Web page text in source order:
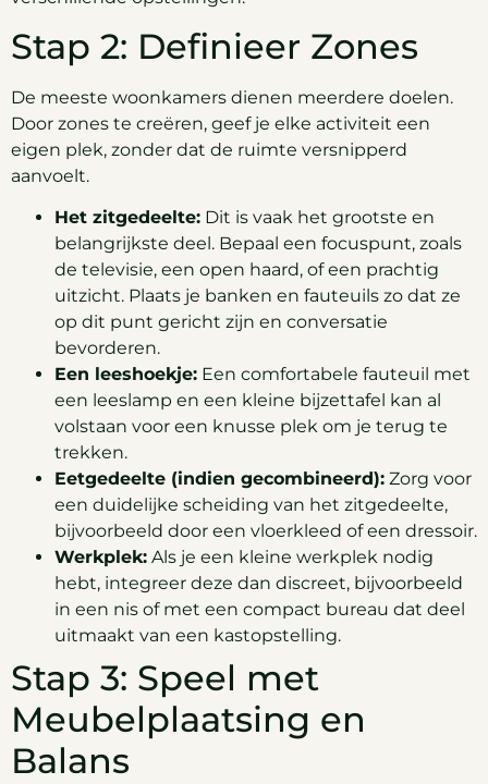
Stap 2: Definieer Zones
De meeste woonkamers dienen meerdere doelen.
Door zones te creëren, geef je elke activiteit een
eigen plek, zonder dat de ruimte versnipperd
aanvoelt.
Het zitgedeelte: Dit is vaak het grootste en
belangrijkste deel. Bepaal een focuspunt, zoals
de televisie, een open haard, of een prachtig
uitzicht. Plaats je banken en fauteuils zo dat ze
op dit punt gericht zijn en conversatie
bevorderen.
Een leeshoekje: Een comfortabele fauteuil met
een leeslamp en een kleine bijzettafel kan al
volstaan voor een knusse plek om je terug te
trekken.
Eetgedeelte (indien gecombineerd): Zorg voor
een duidelijke scheiding van het zitgedeelte,
bijvoorbeeld door een vloerkleed of een dressoir.
Werkplek: Als je een kleine werkplek nodig
hebt, integreer deze dan discreet, bijvoorbeeld
in een nis of met een compact bureau dat deel
uitmaakt van een kastopstelling.
Stap 3: Speel met
Meubelplaatsing en
Balans